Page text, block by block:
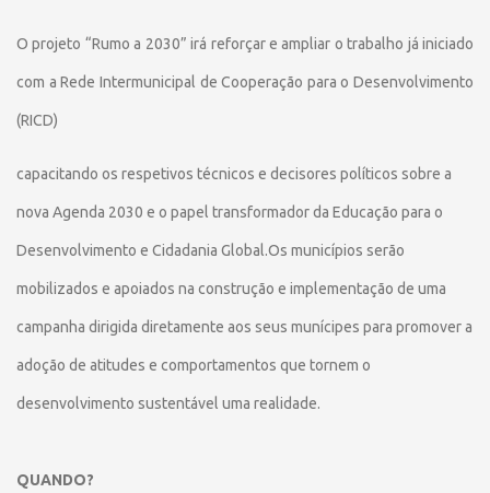
O projeto “Rumo a 2030” irá reforçar e ampliar o trabalho já iniciado
com aRede Intermunicipal de Cooperação para o Desenvolvimento
(RICD)
capacitando os respetivos técnicos e decisores políticos sobre a
nova Agenda 2030 e o papel transformador da Educação para o
Desenvolvimento e Cidadania Global.Os municípios serão
mobilizados e apoiados na construção e implementação de uma
campanha dirigida diretamente aos seus munícipes para promover a
adoção de atitudes e comportamentos que tornem o
desenvolvimento sustentável uma realidade.
QUANDO?